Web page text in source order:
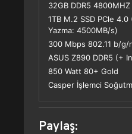
32GB DDR5
1TB M.2 SSD PCle
Yazma: 4500MB/s)
300 Mbps 802.11 b/g/
ASUS Z890 DDR5 (+
850 Watt 80+ Gold
Casper İşlemci
Paylaş: